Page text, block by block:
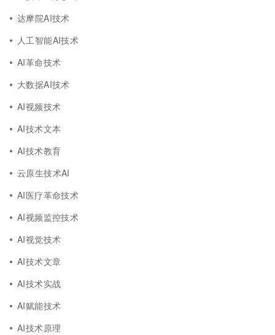
达摩院AI技术
人工智能AI技术
AI革命技术
大数据AI技术
AI视频技术
AI技术文本
AI技术教育
云原生技术AI
AI医疗革命技术
AI视频监控技术
AI视觉技术
AI技术文章
AI技术实战
AI赋能技术
AI技术原理